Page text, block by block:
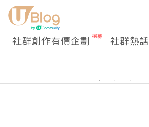
社群創作有價企劃 社群熱話